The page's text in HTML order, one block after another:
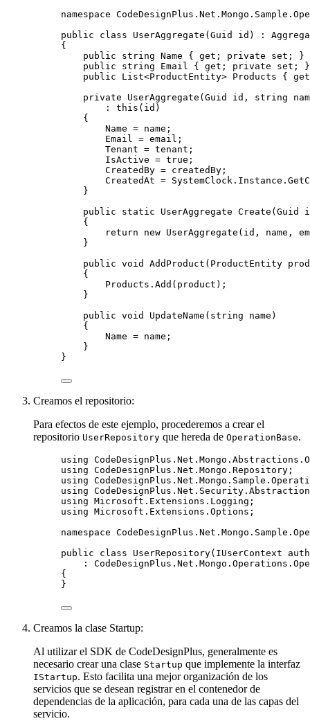
namespace CodeDesignPlus . Net . Mongo . Sample .
public
class UserAggregate (Guid id) :
{
public
string Name { get ; private set ; }
public
string Email { get ; private set ;
public List<ProductEntity> Products { get
private
UserAggregate (Guid id, string
: this (id)
{
Name = name;
Email = email;
Tenant = tenant;
IsActive = true ;
CreatedBy = createdBy;
CreatedAt = SystemClock . Instance .
}
public
static UserAggregate Create (Guid
{
return
new UserAggregate(id, name,
}
public void AddProduct (ProductEntity
{
Products . Add (product);
}
public void UpdateName ( string name)
{
Name = name;
}
}
Creamos el repositorio:
Para efectos de este ejemplo, procederemos a crear el
repositorio UserRepository que hereda de OperationBase.
using CodeDesignPlus . Net . Mongo . Abstractions .
using CodeDesignPlus . Net . Mongo . Repository ;
using CodeDesignPlus . Net . Mongo . Sample .
using CodeDesignPlus . Net . Security .
using Microsoft . Extensions . Logging ;
using Microsoft . Extensions . Options ;
namespace CodeDesignPlus . Net . Mongo . Sample .
public
class UserRepository(IUserContext
: CodeDesignPlus . Net . Mongo . Operations .
{
}
Creamos la clase Startup:
Al utilizar el SDK de CodeDesignPlus, generalmente es
necesario crear una clase Startup que implemente la interfaz
IStartup. Esto facilita una mejor organización de los
servicios que se desean registrar en el contenedor de
dependencias de la aplicación, para cada una de las capas del
servicio.